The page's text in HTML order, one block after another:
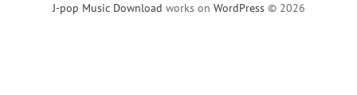
J-pop Music Download works on WordPress © 2026